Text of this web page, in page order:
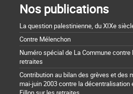
Nos publications
La question palestinienne, du XIXe
Contre Mélenchon
Numéro spécial de La Commune contre
retraites
Contribution au bilan des grèves et des
mai-juin 2003 contre la décentralisation